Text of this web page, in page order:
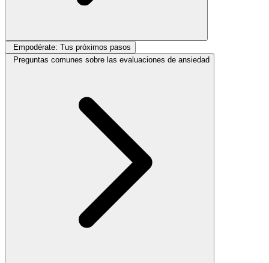
Empodérate: Tus próximos pasos
Preguntas comunes sobre las evaluaciones de ansiedad